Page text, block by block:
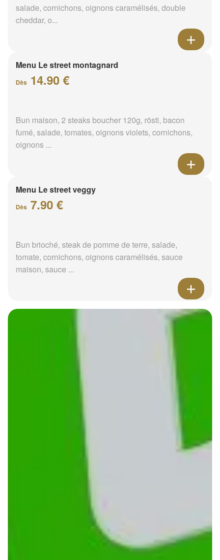
salade, cornichons, oignons caramélisés, double
cheddar, o...
Menu Le street montagnard
Dès 14.90 €
Bun maison, 2 steaks boucher 120g, rösti, bacon
fumé, salade, tomates, oignons violets, cornichons,
oignons ...
Menu Le street veggy
Dès 7.90 €
Bun brioché, steak de pomme de terre, salade,
tomate, cornichons, oignons caramélisés, sauce
maison, sauce ...